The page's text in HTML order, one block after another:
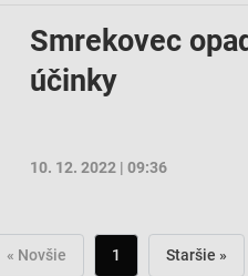
Smrekovec
účinky
10. 12. 2022 | 09:36
« Novšie 1 Staršie »